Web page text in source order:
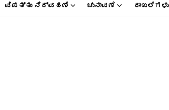
ವಿಪತ್ತು ನಿರ್ವಹಣೆ ಚುನಾವಣೆ ದಾಖಲೆಗಳು